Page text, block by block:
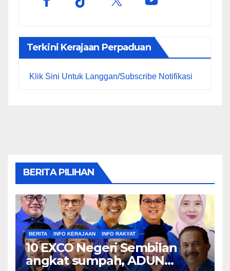
Terkini Kerajaan Perpaduan
Klik Sini Untuk Langgan/Subscribe Notifikasi
BERITA PILIHAN
BERITA INFO KERAJAAN INFO RAKYAT
10 EXCO Negeri Sembilan
angkat sumpah, ADUN